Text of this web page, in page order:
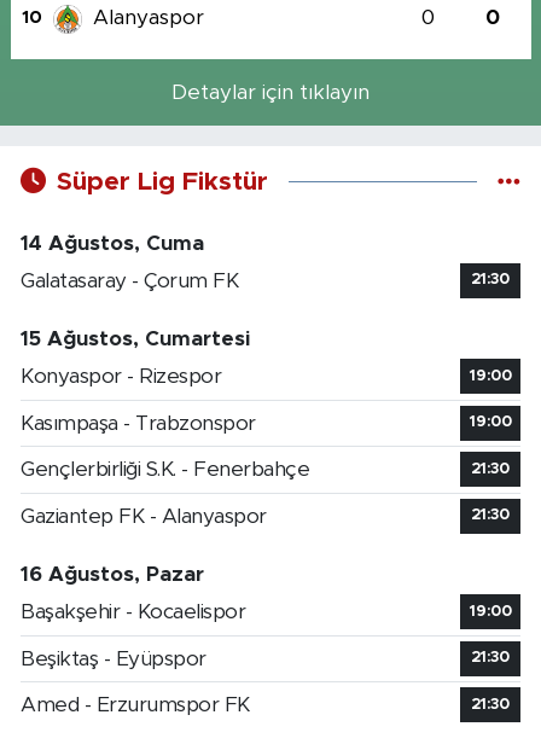
10 Alanyaspor 0 0
Detaylar için tıklayın
Süper Lig Fikstür
14 Ağustos, Cuma
Galatasaray - Çorum FK
21:30
15 Ağustos, Cumartesi
Konyaspor - Rizespor
19:00
Kasımpaşa - Trabzonspor 19:00
Gençlerbirliği S.K. - Fenerbahçe 21:30
Gaziantep FK - Alanyaspor 21:30
16 Ağustos, Pazar
Başakşehir - Kocaelispor
19:00
Beşiktaş - Eyüpspor 21:30
Amed - Erzurumspor FK 21:30